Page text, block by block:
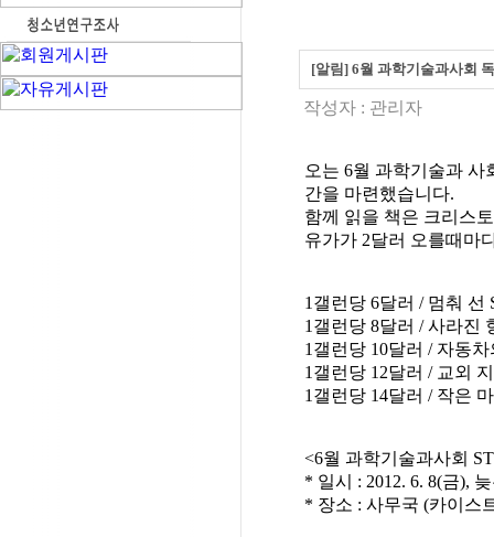
[알림] 6월 과학기술과사회
작성자 : 관리자
오는 6월 과학기술과 사
간을 마련했습니다.
함께 읽을 책은 크리스
유가가 2달러 오를때마
1갤런당 6달러 / 멈춰 선
1갤런당 8달러 / 사라진
1갤런당 10달러 / 자동
1갤런당 12달러 / 교외
1갤런당 14달러 / 작은
<6월 과학기술과사회
* 일시 : 2012. 6. 8(금),
* 장소 : 사무국 (카이스